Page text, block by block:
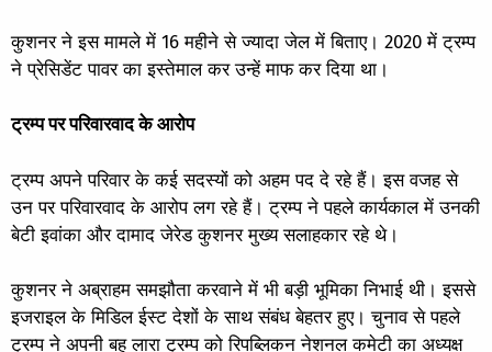
कुशनर ने इस मामले में 16 महीने से ज्यादा जेल में बिताए। 2020 में ट्रम्प
ने प्रेसिडेंट पावर का इस्तेमाल कर उन्हें माफ कर दिया था।
ट्रम्प पर परिवारवाद के आरोप
ट्रम्प अपने परिवार के कई सदस्यों को अहम पद दे रहे हैं। इस वजह से
उन पर परिवारवाद के आरोप लग रहे हैं। ट्रम्प ने पहले कार्यकाल में उनकी
बेटी इवांका और दामाद जेरेड कुशनर मुख्य सलाहकार रहे थे।
कुशनर ने अब्राहम समझौता करवाने में भी बड़ी भूमिका निभाई थी। इससे
इजराइल के मिडिल ईस्ट देशों के साथ संबंध बेहतर हुए। चुनाव से पहले
ट्रम्प ने अपनी बहू लारा ट्रम्प को रिपब्लिकन नेशनल कमेटी का अध्यक्ष